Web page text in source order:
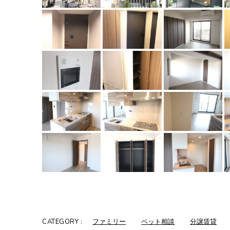
CATEGORY : ファミリー ペット相談 分譲賃貸